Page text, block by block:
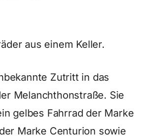
aus einem Keller.
Zutritt in das
Melanchthonstraße. Sie
gelbes Fahrrad der Marke
Marke Centurion sowie